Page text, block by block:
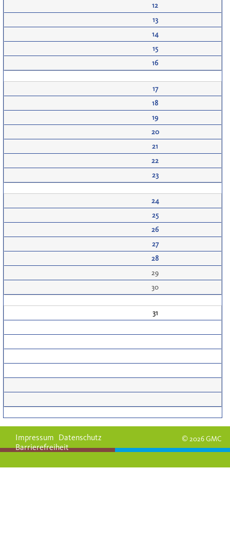
12
13
14
15
16
17
18
19
20
21
22
23
24
25
26
27
28
29
30
31
© 2026 GMC
Impressum Datenschutz
Barrierefreiheit